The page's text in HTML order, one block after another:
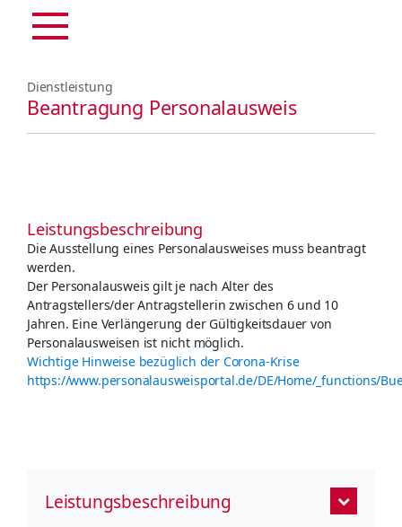
Dienstleistung
Beantragung Personalausweis
Leistungsbeschreibung
Die Ausstellung eines Personalausweises muss beantragt
werden.
Der Personalausweis gilt je nach Alter des
Antragstellers/der Antragstellerin zwischen 6 und 10
Jahren. Eine Verlängerung der Gültigkeitsdauer von
Personalausweisen ist nicht möglich.
Wichtige Hinweise bezüglich der Corona-Krise
https://www.personalausweisportal.de/DE/Home/_functions/
Leistungsbeschreibung